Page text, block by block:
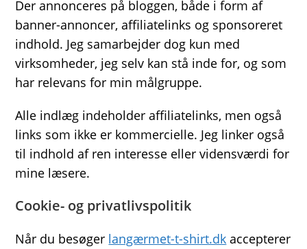
Der annonceres på bloggen, både i form af
banner-annoncer, affiliatelinks og sponsoreret
indhold. Jeg samarbejder dog kun med
virksomheder, jeg selv kan stå inde for, og som
har relevans for min målgruppe.
Alle indlæg indeholder affiliatelinks, men også
links som ikke er kommercielle. Jeg linker også
til indhold af ren interesse eller vidensværdi for
mine læsere.
Cookie- og privatlivspolitik
Når du besøger langærmet-t-shirt.dk accepterer